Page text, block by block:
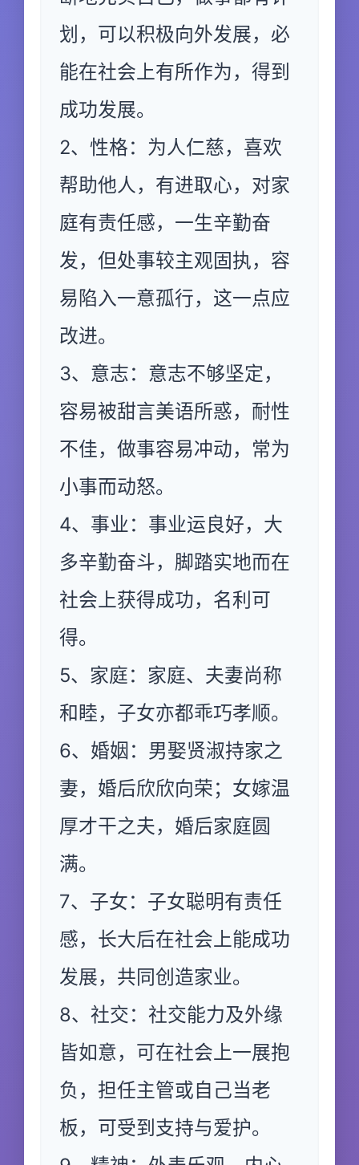
划，可以积极向外发展，必
能在社会上有所作为，得到
成功发展。
2、性格：为人仁慈，喜欢
帮助他人，有进取心，对家
庭有责任感，一生辛勤奋
发，但处事较主观固执，容
易陷入一意孤行，这一点应
改进。
3、意志：意志不够坚定，
容易被甜言美语所惑，耐性
不佳，做事容易冲动，常为
小事而动怒。
4、事业：事业运良好，大
多辛勤奋斗，脚踏实地而在
社会上获得成功，名利可
得。
5、家庭：家庭、夫妻尚称
和睦，子女亦都乖巧孝顺。
6、婚姻：男娶贤淑持家之
妻，婚后欣欣向荣；女嫁温
厚才干之夫，婚后家庭圆
满。
7、子女：子女聪明有责任
感，长大后在社会上能成功
发展，共同创造家业。
8、社交：社交能力及外缘
皆如意，可在社会上一展抱
负，担任主管或自己当老
板，可受到支持与爱护。